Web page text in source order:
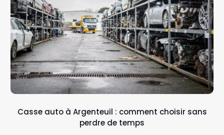
Casse auto à Argenteuil : comment choisir sans
perdre de temps